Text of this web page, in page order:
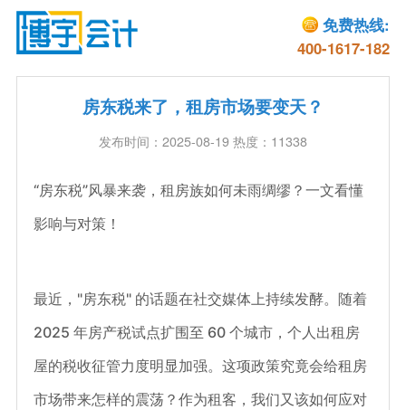
免费热线:
400-1617-182
房东税来了，租房市场要变天？
发布时间：2025-08-19 热度：11338
“房东税”风暴来袭，租房族如何未雨绸缪？一文看懂
影响与对策！
最近，"房东税" 的话题在社交媒体上持续发酵。随着
2025 年房产税试点扩围至 60 个城市，个人出租房
屋的税收征管力度明显加强。这项政策究竟会给租房
市场带来怎样的震荡？作为租客，我们又该如何应对